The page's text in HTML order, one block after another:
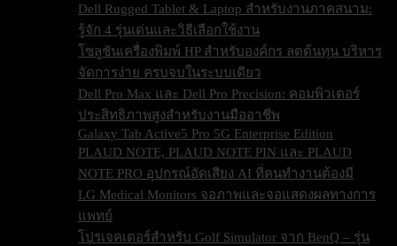
Dell Rugged Tablet & Laptop สำหรับงานภาคสนาม:
รู้จัก 4 รุ่นเด่นและวิธีเลือกใช้งาน
โซลูชันเครื่องพิมพ์ HP สำหรับองค์กร ลดต้นทุน บริหาร
จัดการง่าย ครบจบในระบบเดียว
Dell Pro Max และ Dell Pro Precision: คอมพิวเตอร์
ประสิทธิภาพสูงสำหรับงานมืออาชีพ
Galaxy Tab Active5 Pro 5G Enterprise Edition
PLAUD NOTE, PLAUD NOTE PIN และ PLAUD
NOTE PRO อุปกรณ์อัดเสียง AI ที่คนทำงานต้องมี
LG Medical Monitors จอภาพและจอแสดงผลทางการ
แพทย์
โปรเจคเตอร์สำหรับ Golf Simulator จาก BenQ – รุ่น